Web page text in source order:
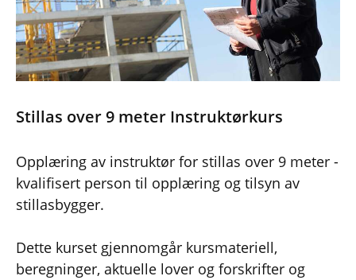
Stillas over 9 meter Instruktørkurs
Opplæring av instruktør for stillas over 9 meter -
kvalifisert person til opplæring og tilsyn av
stillasbygger.
Dette kurset gjennomgår kursmateriell,
beregninger, aktuelle lover og forskrifter og